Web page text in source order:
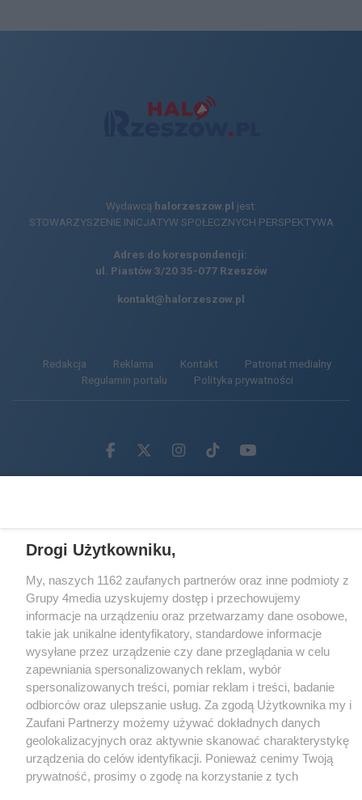
Wydawcą halorzeszow.pl jest:
STOWARZYSZENIE INICJATYW SPOŁECZNYCH PERSPEKTYWA
Adres do korespondencji:
ul. Piastów 3/20 35-077 Rzeszów
kontakt@halorzeszow.pl
Redakcja Reklama Kontakt
Patronat medialny
Regulamin portalu
Polityka prywatności
Facebook.com
X.comInstagram.com
Tiktok.comYoutube.com
Drogi Użytkowniku,
My, naszych 1162 zaufanych partnerów oraz inne podmioty z
Grupy 4media uzyskujemy dostęp i przechowujemy
informacje na urządzeniu oraz przetwarzamy dane osobowe,
takie jak unikalne identyfikatory, standardowe informacje
wysyłane przez urządzenie czy dane przeglądania w celu
zapewniania spersonalizowanych reklam, wybór
spersonalizowanych treści, pomiar reklam i treści, badanie
odbiorców oraz ulepszanie usług. Za zgodą Użytkownika my i
Zaufani Partnerzy możemy używać dokładnych danych
geolokalizacyjnych oraz aktywnie skanować charakterystykę
urządzenia do celów identyfikacji. Ponieważ cenimy Twoją
prywatność, prosimy o zgodę na korzystanie z tych